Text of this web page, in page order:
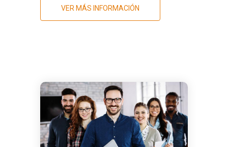
VER MÁS INFORMACIÓN